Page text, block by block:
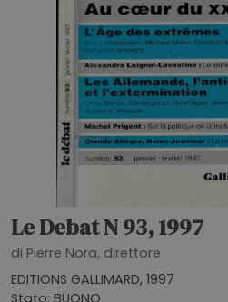
Le Debat N 93, 1997
di Pierre Nora, direttore
EDITIONS GALLIMARD, 1997
Stato: BUONO